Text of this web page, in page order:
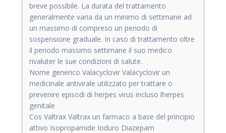
breve possibile. La durata del trattamento
generalmente varia da un minimo di settimane ad
un massimo di compreso un periodo di
sospensione graduale. In caso di trattamento oltre
il periodo massimo settimane il suo medico
rivaluter le sue condizioni di salute.
Nome generico Valacyclovir Valacyclovir un
medicinale antivirale utilizzato per trattare o
prevenire episodi di herpes virus incluso lherpes
genitale
Cos Valtrax Valtrax un farmaco a base del principio
attivo Isopropamide Ioduro Diazepam